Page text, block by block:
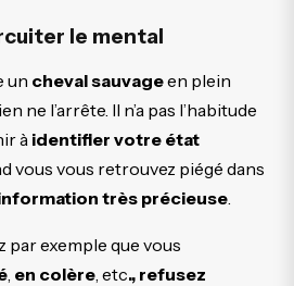
le mental
un cheval sauvageen plein
ne l’arrête. Il n’a pas l’habitude
à identifier votre état
vous vous retrouvez piégé dans
très précieuse
par exemple que vous
en colère , etc., refusez